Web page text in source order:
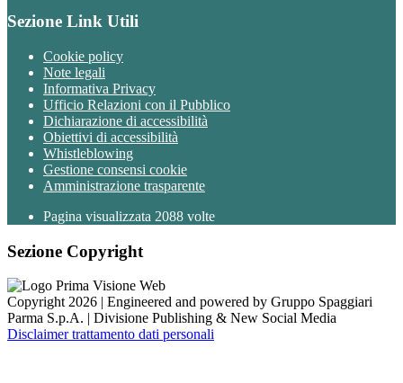
Sezione Link Utili
Cookie policy
Note legali
Informativa Privacy
Ufficio Relazioni con il Pubblico
Dichiarazione di accessibilità
Obiettivi di accessibilità
Whistleblowing
Gestione consensi cookie
Amministrazione trasparente
Pagina visualizzata 2088 volte
Sezione Copyright
Copyright 2026 | Engineered and powered by Gruppo Spaggiari
Parma S.p.A. | Divisione Publishing & New Social Media
Disclaimer trattamento dati personali